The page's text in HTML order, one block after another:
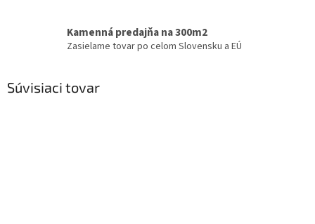
Kamenná predajňa na 300m2
Zasielame tovar po celom Slovensku a EÚ
Súvisiaci tovar